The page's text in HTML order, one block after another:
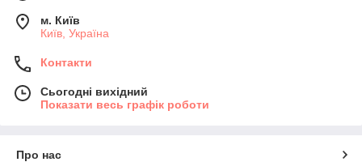
м. Київ
Київ, Україна
Контакти
Сьогодні вихідний
Показати весь графік роботи
Про нас